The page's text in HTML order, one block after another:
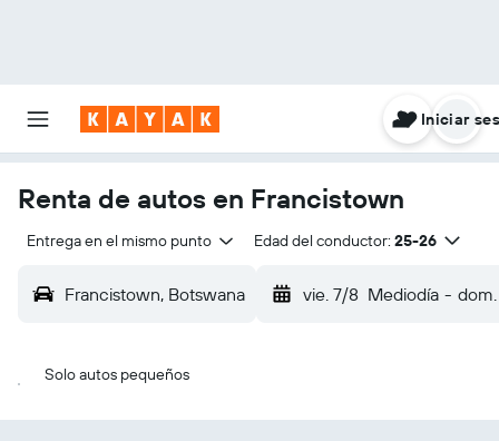
Iniciar
Renta de autos en Francistown
Entrega en el mismo punto Edad del conductor: 25-26
Francistown, Botswana vie. 7/8 Mediodía -
Solo autos pequeños